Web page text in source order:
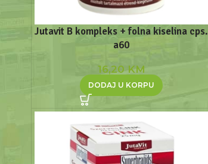
Jutavit B kompleks + folna kiselina cps.
a60
16,20 KM
DODAJ U KORPU